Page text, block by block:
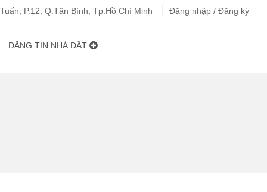
P.12, Q.Tân Bình, Tp.Hồ Chí Minh Đăng nhập / Đăng ký
ĐĂNG TIN NHÀ ĐẤT